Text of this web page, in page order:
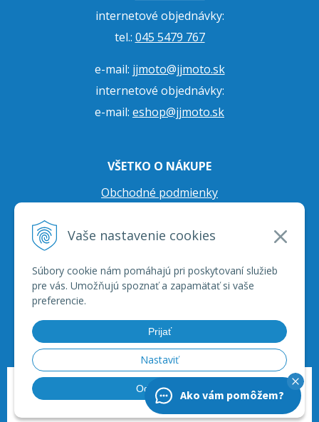
Vaše nastavenie cookies
Súbory cookie nám pomáhajú pri poskytovaní služieb
pre vás. Umožňujú spoznať a zapamätať si vaše
preferencie.
Prijať
Nastaviť
Odmietnuť
internetové objednávky:
tel.: 045 5479 767
e-mail: jjmoto@jjmoto.sk
internetové objednávky:
e-mail: eshop@jjmoto.sk
VŠETKO O NÁKUPE
Obchodné podmienky
Prepravné podmienky
© 2026 JJ Moto - skútre, štvorkolky, moto príslušenstvo, ich servis. •
tvorba
webhosting
Ako vám pomôžem?